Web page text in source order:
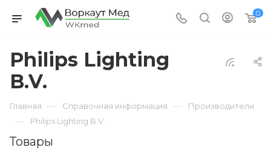
0
Philips Lighting
B.V.
Главная — Справочная информация — Производители
— Philips Lighting B.V.
Товары